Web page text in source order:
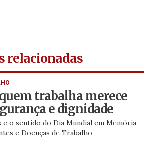
relacionadas
trabalha merece
e dignidade
e o sentido do Dia Mundial em Memória
e Doenças de Trabalho